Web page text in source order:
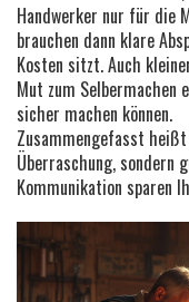
Handwerker nur für die
brauchen dann klare
Kosten sitzt. Auch
Mut zum Selbermachen
sicher machen können.
Zusammengefasst
Überraschung, sondern
Kommunikation sparen